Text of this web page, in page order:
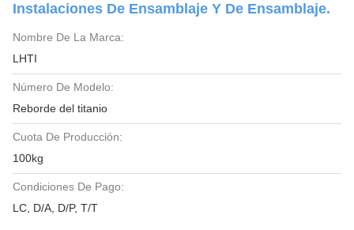
Instalaciones De Ensamblaje Y De Ensamblaje.
Nombre De La Marca:
LHTI
Número De Modelo:
Reborde del titanio
Cuota De Producción:
100kg
Condiciones De Pago:
LC, D/A, D/P, T/T